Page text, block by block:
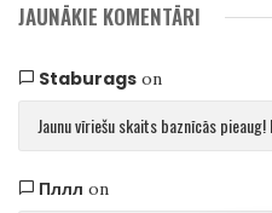
JAUNĀKIE KOMENTĀRI
Staburagson
Jaunu vīriešu skaits baznīcās
Пллл on